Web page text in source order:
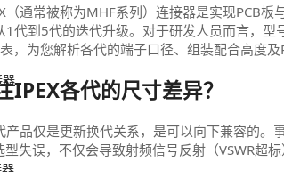
器
（通常被称为MHF系列）连接器是实现PCB
1代到5代的迭代升级。对于研发人员而言，型
，为您解析各代的端子口径、组装配合高度
IPEX各代的尺寸差异？
产品仅是更新换代关系，是可以向下兼容的
型失误，不仅会导致射频信号反射（VSWR超